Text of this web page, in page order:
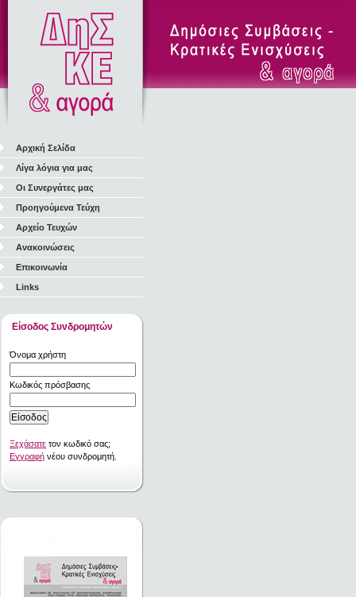
Αρχική Σελίδα
Λίγα λόγια για μας
Οι Συνεργάτες μας
Προηγούμενα Τεύχη
Αρχείο Τευχών
Ανακοινώσεις
Επικοινωνία
Links
Είσοδος Συνδρομητών
Όνομα χρήστη
Κωδικός πρόσβασης
Ξεχάσατε τον κωδικό σας;
Εγγραφή νέου συνδρομητή.